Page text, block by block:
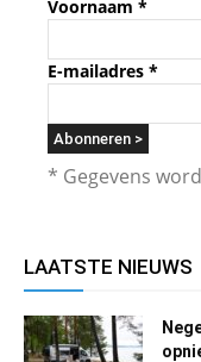
Voornaam *
E-mailadres *
* Gegevens
LAATSTE NIEUWS